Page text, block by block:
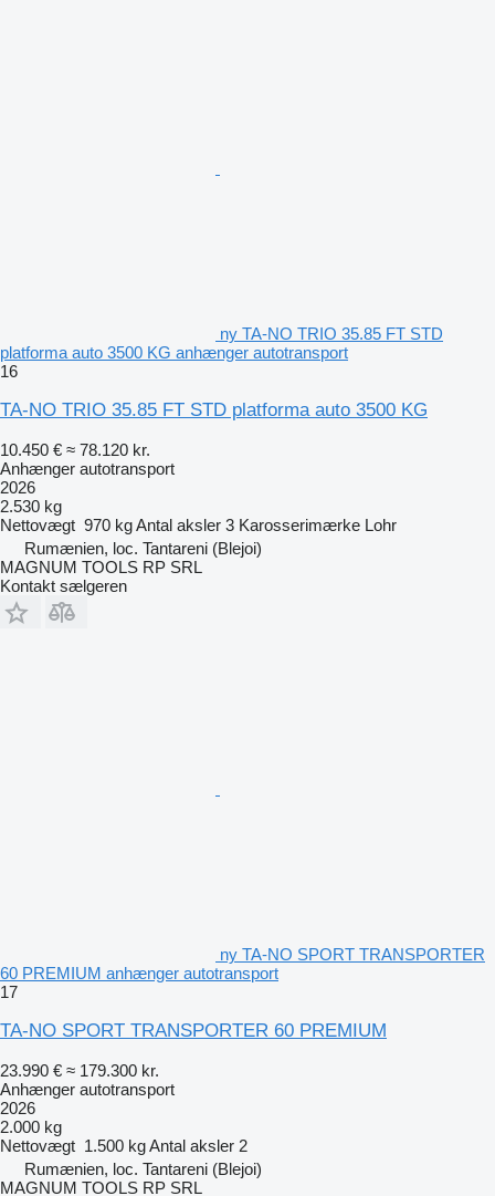
ny TA-NO TRIO 35.85 FT STD
platforma auto 3500 KG anhænger autotransport
16
TA-NO TRIO 35.85 FT STD platforma auto 3500 KG
10.450 € ≈ 78.120 kr.
Anhænger autotransport
2026
2.530 kg
Nettovægt 970 kgAntal aksler 3 Karosserimærke Lohr
Rumænien, loc. Tantareni (Blejoi)
MAGNUM TOOLS RP SRL
Kontakt sælgeren
ny TA-NO SPORT TRANSPORTER
60 PREMIUM anhænger autotransport
17
TA-NO SPORT TRANSPORTER 60 PREMIUM
23.990 € ≈ 179.300 kr.
Anhænger autotransport
2026
2.000 kg
Nettovægt 1.500 kgAntal aksler 2
Rumænien, loc. Tantareni (Blejoi)
MAGNUM TOOLS RP SRL